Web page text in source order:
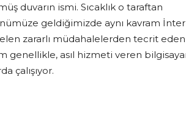
duvarın ismi. Sıcaklık o taraftan
geldiğimizde aynı kavram
zararlı müdahalelerden tecrit eden
genellikle, asıl hizmeti veren
çalışıyor.